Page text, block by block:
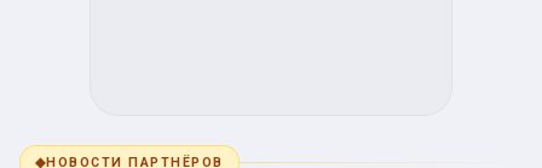
◆НОВОСТИ ПАРТНЁРОВ